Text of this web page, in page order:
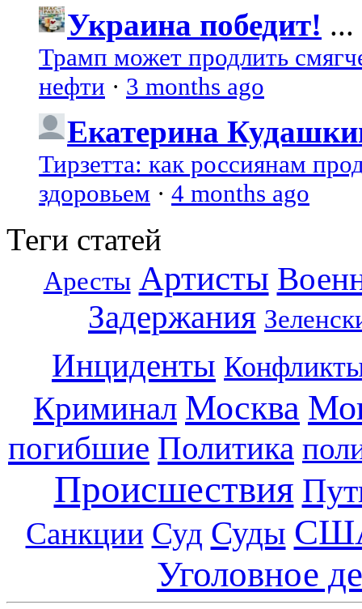
Украина победит! ...
Трамп может продлить
нефти · 3 months ago
Екатерина
Тирзетта: как россиянам
здоровьем · 4 months ago
Теги статей
Аресты Артисты
Задержания
Инциденты
Криминал Москва
погибшие Политика
Происшествия
Санкции Суд Суды
Уголовное